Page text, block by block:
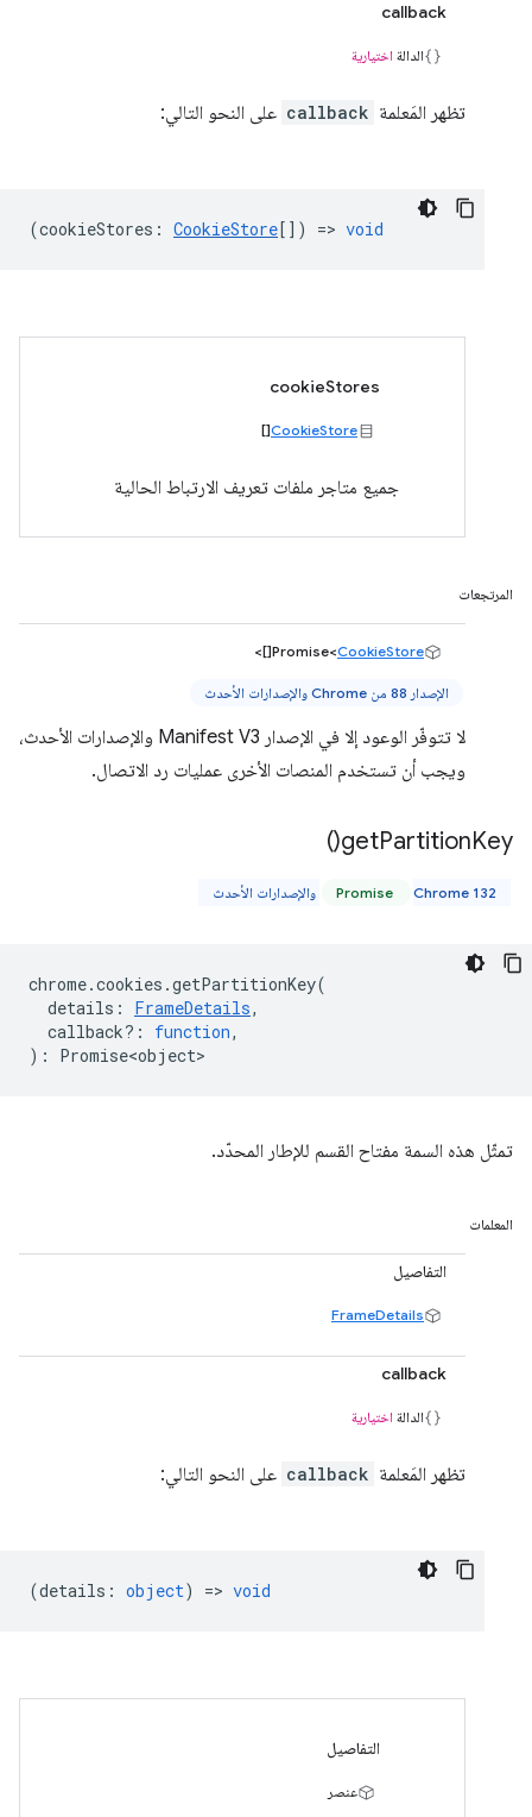
callback
الدالة اختيارية
تظهر المَعلمة callback على النحو التالي:
(cookieStores : CookieStore[]) => void
cookieStores
CookieStore
[]
جميع متاجر ملفات تعريف الارتباط الحالية
المرتجعات
Promise<CookieStore
[]>
الإصدار 88 من Chrome والإصدارات الأحدث
لا تتوفّر الوعود إلا في الإصدار Manifest V3 والإصدارات الأحدث،
ويجب أن تستخدم المنصات الأخرى عمليات رد الاتصال.
getPartitionKey(
)
Promise Chrome 132 والإصدارات الأحدث
chrome.cookies .getPartitionKey(
details : FrameDetails,
callback? : function,
) : Promise<object>
تمثّل هذه السمة مفتاح القسم للإطار المحدّد.
المعلمات
التفاصيل
FrameDetails
callback
الدالة اختيارية
تظهر المَعلمة callback على النحو التالي:
(details : object) => void
التفاصيل
عنصر